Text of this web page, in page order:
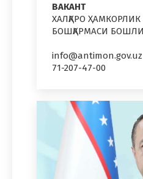
ВАКАНТ
ХАЛҚАРО
БОШҚАРМАСИ
info@antimon.gov.uz
71-207-47-00